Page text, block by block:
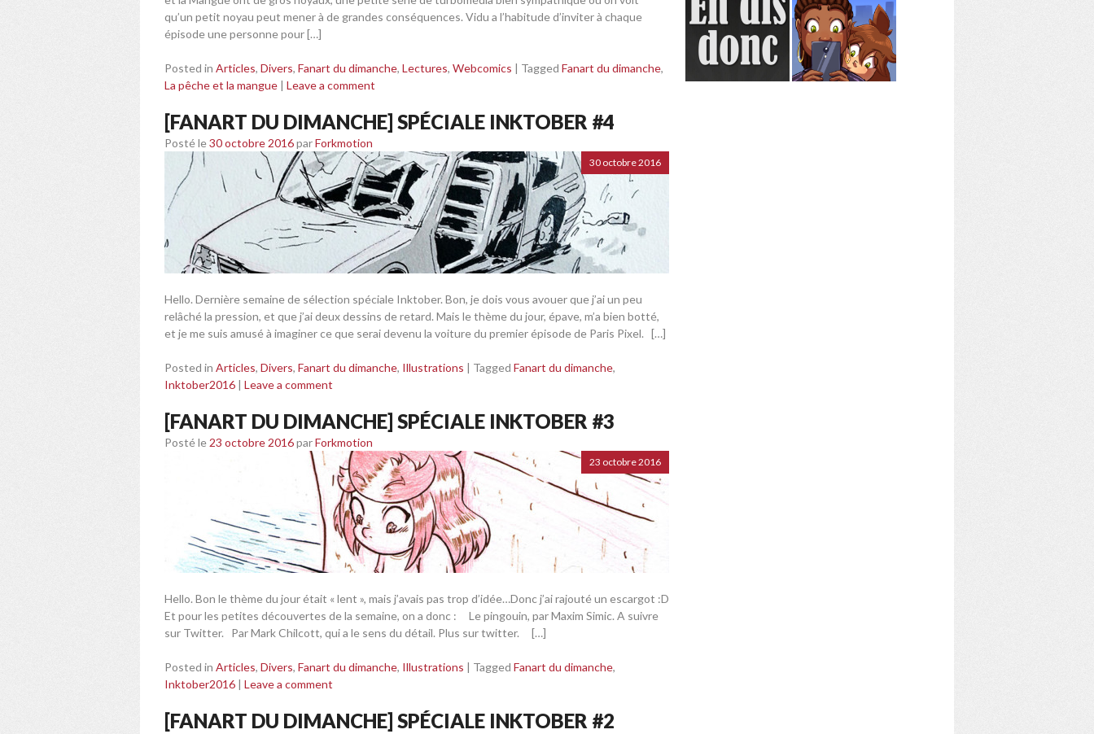
qu’un petit noyau peut mener à de grandes conséquences. Vidu a l’habitude d’inviter à chaque
épisode une personne pour […]
Posted in Articles, Divers, Fanart du dimanche, Lectures, Webcomics | Tagged Fanart du dimanche,
La pêche et la mangue | Leave a comment
[FANART DU DIMANCHE] SPÉCIALE INKTOBER #4
Posté le30 octobre 2016parForkmotion
30 octobre 2016
Hello. Dernière semaine de sélection spéciale Inktober. Bon, je dois vous avouer que j’ai un peu
relâché la pression, et que j’ai deux dessins de retard. Mais le thème du jour, épave, m’a bien botté,
et je me suis amusé à imaginer ce que serai devenu la voiture du premier épisode de Paris Pixel. […]
Posted in Articles, Divers, Fanart du dimanche, Illustrations | Tagged Fanart du dimanche,
Inktober2016 | Leave a comment
[FANART DU DIMANCHE] SPÉCIALE INKTOBER #3
Posté le 23 octobre 2016parForkmotion
23 octobre 2016
Hello. Bon le thème du jour était « lent », mais j’avais pas trop d’idée…Donc j’ai rajouté un escargot :D
Et pour les petites découvertes de la semaine, on a donc : Le pingouin, par Maxim Simic. A suivre
sur Twitter. Par Mark Chilcott, qui a le sens du détail. Plus sur twitter. […]
Posted in Articles, Divers, Fanart du dimanche, Illustrations | Tagged Fanart du dimanche,
Inktober2016 | Leave a comment
[FANART DU DIMANCHE] SPÉCIALE INKTOBER #2